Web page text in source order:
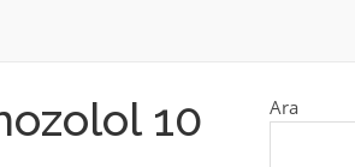
10
Ara